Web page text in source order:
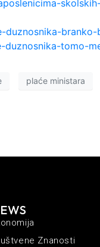
duznosnika-branko-
duznosnika-tomo-
plaće ministara
Znanosti